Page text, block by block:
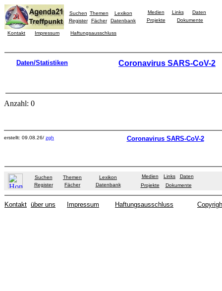
Suchen Themen
Lexikon
Register
Fächer Datenbank
Medien Links
Daten
Projekte
Dokumente
Kontakt Impressum Haftungsausschluss
Daten/Statistiken Coronavirus SARS-CoV-2
Anzahl: 0
erstellt: 09.08.26/ zgh Coronavirus SARS-CoV-2
Suchen Themen
Lexikon
Register
Fächer Datenbank
Medien Links
Daten
Projekte
Dokumente
Kontakt über uns Impressum Haftungsausschluss